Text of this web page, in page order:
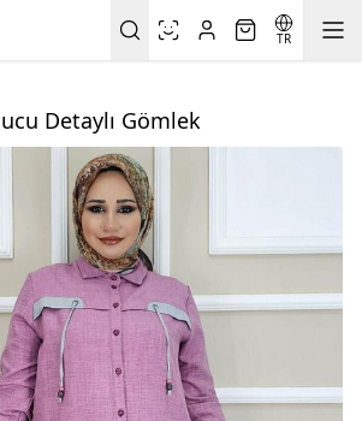
TR
Detaylı Gömlek